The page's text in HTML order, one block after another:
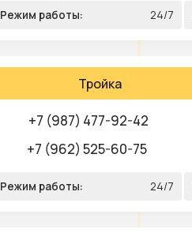
Режим работы: 24/7
Тройка
+7 (987) 477-92-42
+7 (962) 525-60-75
Режим работы: 24/7